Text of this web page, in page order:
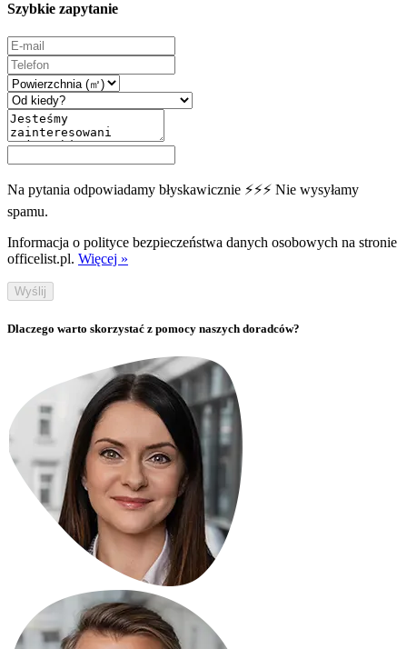
Szybkie zapytanie
Na pytania odpowiadamy błyskawicznie ⚡⚡⚡ Nie wysyłamy
spamu.
Informacja o polityce bezpieczeństwa danych osobowych na stronie
officelist.pl. Więcej »
Wyślij
Dlaczego warto skorzystać z pomocy naszych doradców?